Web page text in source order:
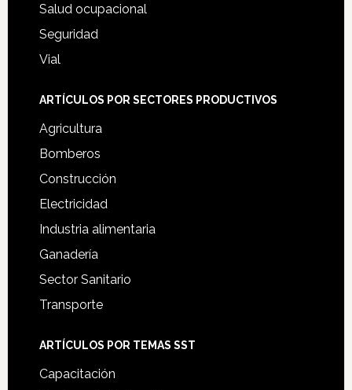
Salud ocupacional
Seguridad
Vial
ARTÍCULOS POR SECTORES PRODUCTIVOS
Agricultura
Bomberos
Construcción
Electricidad
Industria alimentaria
Ganadería
Sector Sanitario
Transporte
ARTÍCULOS POR TEMAS SST
Capacitación